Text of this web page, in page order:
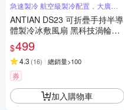
急速製冷 航空級製冷配置，大廣域
覆蓋送風
ANTIAN DS23 可折疊手持半導
體製冷冰敷風扇 黑科技渦輪迷
你高速風扇 隨身掛脖風扇
$499
4.3 (16) 總銷量>100
券
加入購物車